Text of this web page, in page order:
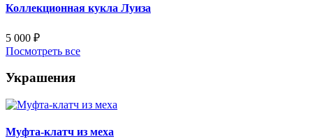
Коллекционная кукла Луиза
5 000 ₽
Посмотреть все
Украшения
Муфта-клатч из меха